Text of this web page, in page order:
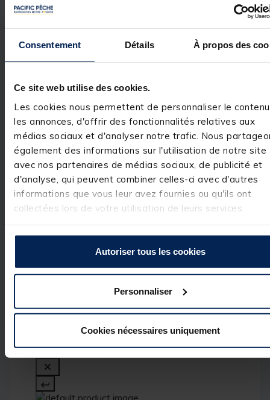
Consentement Détails À propos des
Ce site web utilise des cookies.
Les cookies nous permettent de personnaliser le
les annonces, d'offrir des fonctionnalités relatives aux
médias sociaux et d'analyser notre trafic. Nous
également des informations sur l'utilisation de notre site
avec nos partenaires de médias sociaux, de publicité et
d'analyse, qui peuvent combiner celles-ci avec d'autres
informations que vous leur avez fournies ou qu'ils ont
collectées lors de votre utilisation de leurs services.
Autoriser tous les cookies
Personnaliser
Cookies nécessaires uniquement
5étoiles
1
4étoiles
3étoiles
0
1 étoile
Signaler
Réponse de
votre
commentaire
très positif.
sommes ravis
d'avoir répondu
à vos attentes
de vous
parmi nos
clients. C'est un
réel plaisir.
L’équipe Pacific
1